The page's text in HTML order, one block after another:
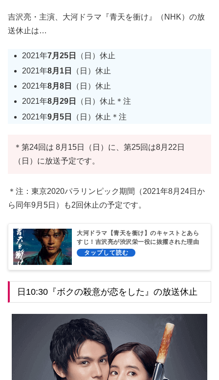
吉沢亮・主演、大河ドラマ『青天を衝け』（NHK）の放
送休止は…
2021年7月25日
（日）休止
2021年8月1日
（日）休止
2021年8月8日
（日）休止
2021年8月29日
（日）休止＊注
2021年9月5日 （日）休止＊注
＊第24回は 8月15日（日）に、第25回は8月22日
（日）に放送予定です。
＊注：東京2020パラリンピック期間（2021年8月24日か
ら同年9月5日）も2回休止の予定です。
大河ドラマ【青天を衝け】のキャストとあら
すじ！吉沢亮が渋沢栄一役に抜擢された理由
とは？
日10:30『ボクの殺意が恋をした』の放送休止